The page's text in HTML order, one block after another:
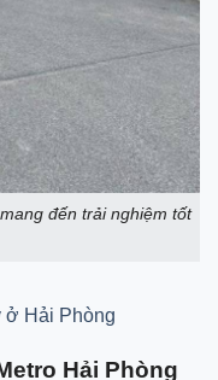
đến trải nghiệm tốt
ở Hải Phòng
Hải Phòng